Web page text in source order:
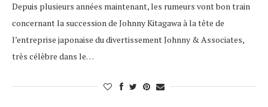
Depuis plusieurs années maintenant, les rumeurs vont bon train
concernant la succession de Johnny Kitagawa à la tête de
l’entreprise japonaise du divertissement Johnny & Associates,
très célèbre dans le…